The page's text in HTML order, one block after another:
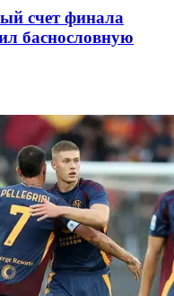
счет финала
баснословную